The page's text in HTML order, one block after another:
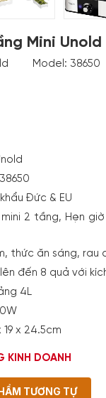
Mini Unold
Model: 38650
Đức & EU
2 tầng, Hẹn
thức ăn sáng, rau
đến 8 quả với
4L
19 x 24.5cm
KINH DOANH
TƯƠNG TỰ